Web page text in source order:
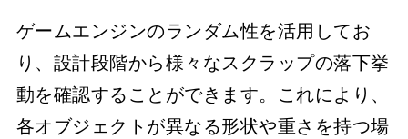
ゲームエンジンのランダム性を活用してお
り、設計段階から様々なスクラップの落下挙
動を確認することができます。これにより、
各オブジェクトが異なる形状や重さを持つ場